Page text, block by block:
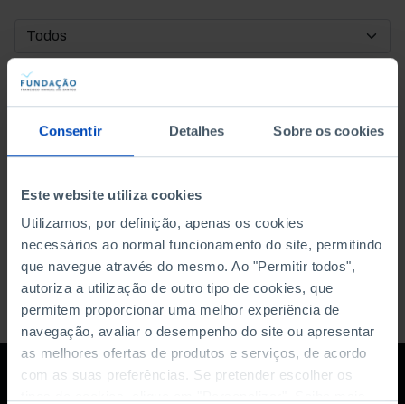
Consentir Detalhes Sobre os cookies
Este website utiliza cookies
Utilizamos, por definição, apenas os cookies
necessários ao normal funcionamento do site, permitindo
que navegue através do mesmo. Ao "Permitir todos",
autoriza a utilização de outro tipo de cookies, que
permitem proporcionar uma melhor experiência de
navegação, avaliar o desempenho do site ou apresentar
as melhores ofertas de produtos e serviços, de acordo
com as suas preferências. Se pretender escolher os
DATA DE INÍCIO
DATA DE FIM